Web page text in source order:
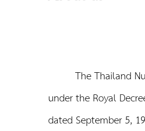
The Thailand
under the Royal
dated September 5,